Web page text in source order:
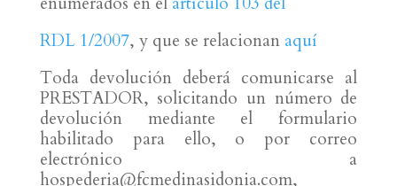
RDL 1/2007, y que se relacionan aquí
Toda devolución deberá comunicarse al
PRESTADOR, solicitando un número de
devolución mediante el formulario
habilitado para ello, o por correo
electrónico a
hospederia@fcmedinasidonia.com,